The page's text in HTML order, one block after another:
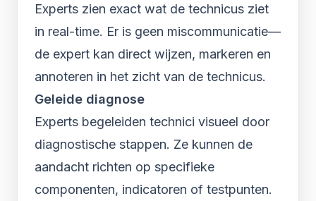
Experts zien exact wat de technicus ziet
in real-time. Er is geen miscommunicatie—
de expert kan direct wijzen, markeren en
annoteren in het zicht van de technicus.
Geleide diagnose
Experts begeleiden technici visueel door
diagnostische stappen. Ze kunnen de
aandacht richten op specifieke
componenten, indicatoren of testpunten.